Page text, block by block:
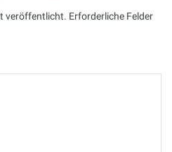
veröffentlicht. Erforderliche Felder